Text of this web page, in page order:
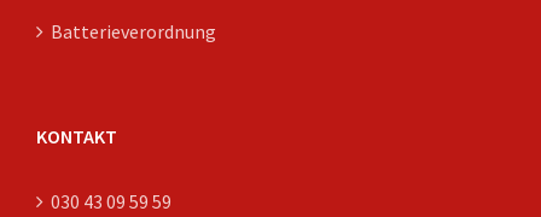
Batterieverordnung
KONTAKT
030 43 09 59 59